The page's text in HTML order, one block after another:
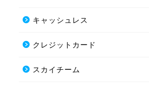
キャッシュレス
クレジットカード
スカイチーム